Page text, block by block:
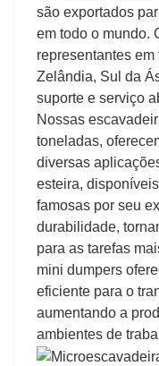
são exportados
em todo o mundo.
representantes
Zelândia, Sul da
suporte e serviço
Nossas
toneladas,
diversas
esteira,
famosas por seu
durabilidade,
para as tarefas
mini dumpers
eficiente para o
aumentando a
ambientes de